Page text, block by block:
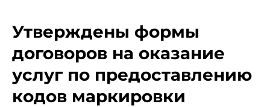
Утверждены формы
договоров на оказание
услуг по предоставлению
кодов маркировки